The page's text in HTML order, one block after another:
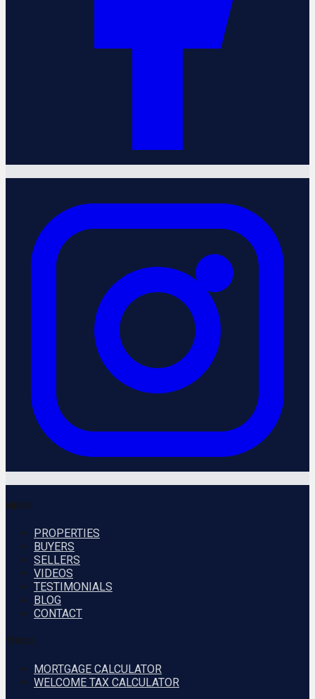
MENU
PROPERTIES
BUYERS
SELLERS
VIDEOS
TESTIMONIALS
BLOG
CONTACT
TOOLS
MORTGAGE CALCULATOR
WELCOME TAX CALCULATOR